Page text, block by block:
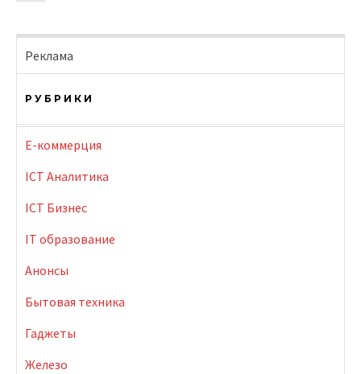
Реклама
РУБРИКИ
E-коммерция
ICT Аналитика
ICT Бизнес
IT образование
Анонсы
Бытовая техника
Гаджеты
Железо